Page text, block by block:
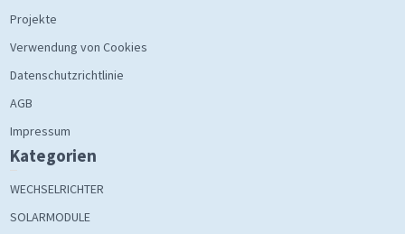
Projekte
Verwendung von Cookies
Datenschutzrichtlinie
AGB
Impressum
Kategorien
WECHSELRICHTER
SOLARMODULE